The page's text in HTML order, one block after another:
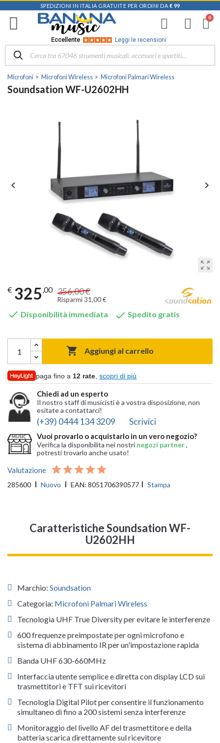
SPEDIZIONI IN ITALIA GRATUITE PER ORDINI DA € 99
Eccellente Leggi le recensioni
Microfoni Microfoni Wireless Microfoni Palmari Wireless
Soundsation WF-U2602HH
zoom_out_map
 
€ 325,00 356,00 €
Risparmi 31,00 €
 Disponibilità immediata  Spedito gratis
 Aggiungi al carrello
paga fino a 12 rate ,scopri di più
Chiedi ad un esperto
Il nostro staff di musicisti è a vostra disposizione, non
esitate a contattarci!
(+39) 0444 134 3209 Scrivici
Vuoi provarlo o acquistarlo in un vero negozio?
Verifica la disponibilita nei nostri negozi partner,
potresti trovarlo anche usato!
Valutazione
285600 Nuovo EAN: 8051706390577 Stampa
Caratteristiche Soundsation WF-
U2602HH
Marchio: Soundsation
Categoria: Microfoni Palmari Wireless
Tecnologia UHF True Diversity per evitare le interferenze
600 frequenze preimpostate per ogni microfono e
sistema di abbinamento IR per un'impostazione rapida
Banda UHF 630-660MHz
Interfaccia utente semplice e diretta con display LCD sui
trasmettitori e TFT sui ricevitori
Tecnologia Digital Pilot per consentire il funzionamento
simultaneo di fino a 200 sistemi senza interferenze
Monitoraggio del livello AF del trasmettitore e della
batteria scarica direttamente sul ricevitore